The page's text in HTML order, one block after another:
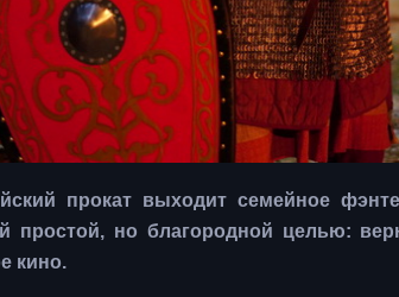
прокат выходит семейное
простой, но благородной целью:
кино.